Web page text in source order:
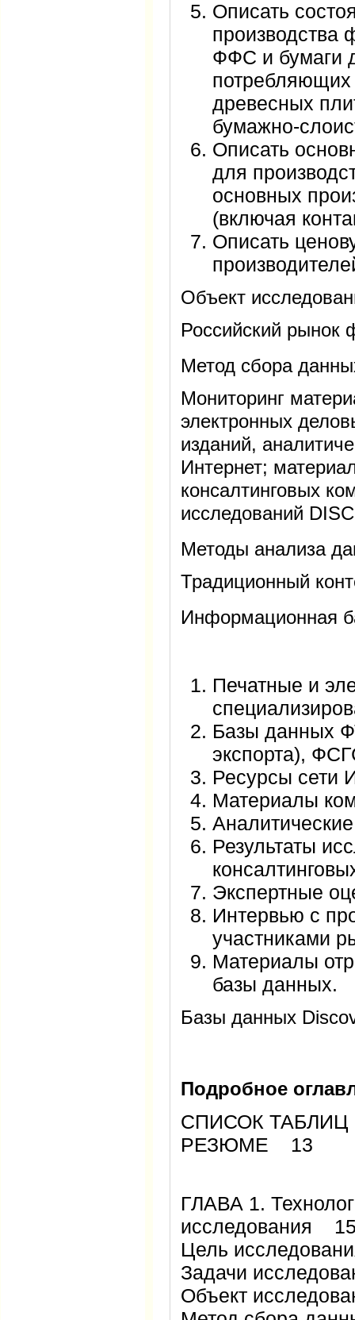
Описать
производства
ФФС и бумаги
потребляющих
древесных
бумажно-
Описать
для
основных
(включая
Описать
Объект
Российский рынок
Метод сбора
Мониторинг
электронных
изданий,
Интернет;
консалтинговых
исследований
Методы анализа
Традиционный
Информационная
Печатные и
Базы данных
экспорта),
Ресурсы сети
Материалы
Результаты
Экспертные
Интервью с
участниками
Материалы
базы данных.
Базы данных
Подробное
СПИСОК
РЕЗЮМЕ 13
ГЛАВА 1.
исследования
Цель
Задачи
Объект